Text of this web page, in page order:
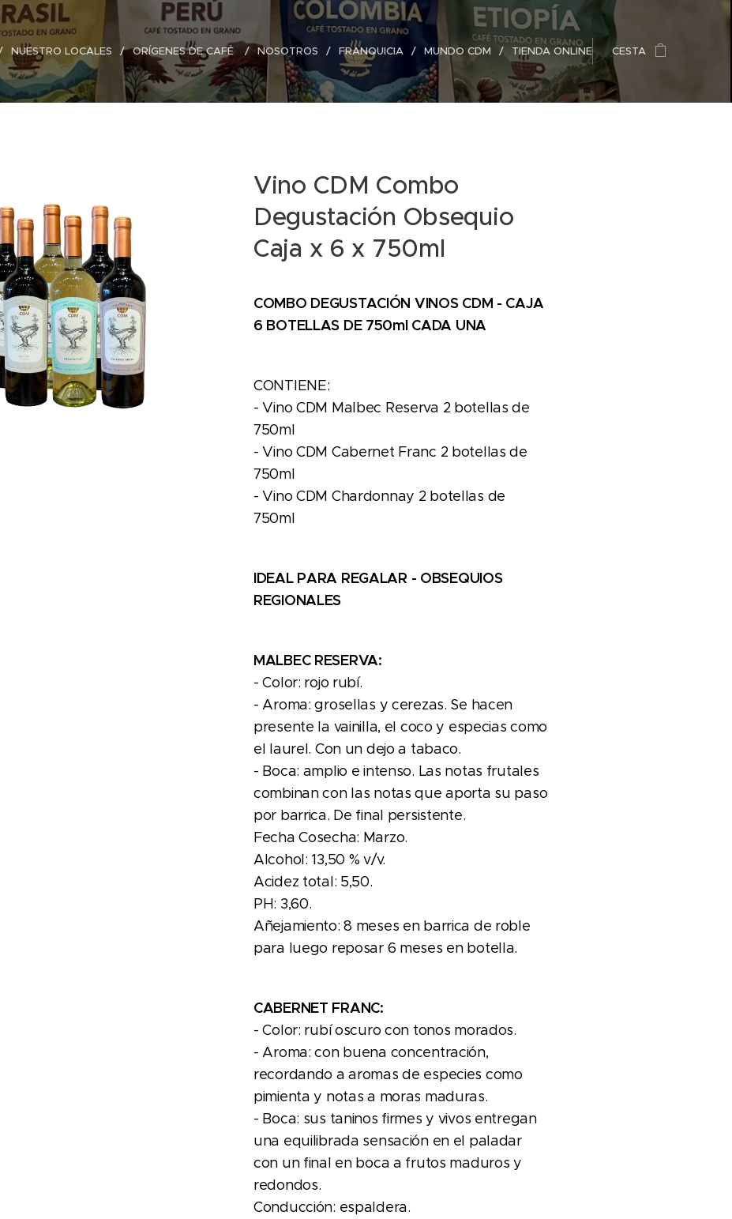
NUESTRO LOCALES ORÍGENES DE CAFÉ NOSOTROS FRANQUICIA MUNDO CDM TIENDA ONLINE CESTA
Vino CDM Combo
Degustación Obsequio
Caja x 6 x 750ml
COMBO DEGUSTACIÓN VINOS CDM - CAJA
6 BOTELLAS DE 750ml CADA UNA
CONTIENE:
- Vino CDM Malbec Reserva 2 botellas de
750ml
- Vino CDM Cabernet Franc 2 botellas de
750ml
- Vino CDM Chardonnay 2 botellas de
750ml
IDEAL PARA REGALAR - OBSEQUIOS
REGIONALES
MALBEC RESERVA:
- Color: rojo rubí.
- Aroma: grosellas y cerezas. Se hacen
presente la vainilla, el coco y especias como
el laurel. Con un dejo a tabaco.
- Boca: amplio e intenso. Las notas frutales
combinan con las notas que aporta su paso
por barrica. De final persistente.
Fecha Cosecha: Marzo.
Alcohol: 13,50 % v/v.
Acidez total: 5,50.
PH: 3,60.
Añejamiento: 8 meses en barrica de roble
para luego reposar 6 meses en botella.
CABERNET FRANC:
- Color: rubí oscuro con tonos morados.
- Aroma: con buena concentración,
recordando a aromas de especies como
pimienta y notas a moras maduras.
- Boca: sus taninos firmes y vivos entregan
una equilibrada sensación en el paladar
con un final en boca a frutos maduros y
redondos.
Conducción: espaldera.